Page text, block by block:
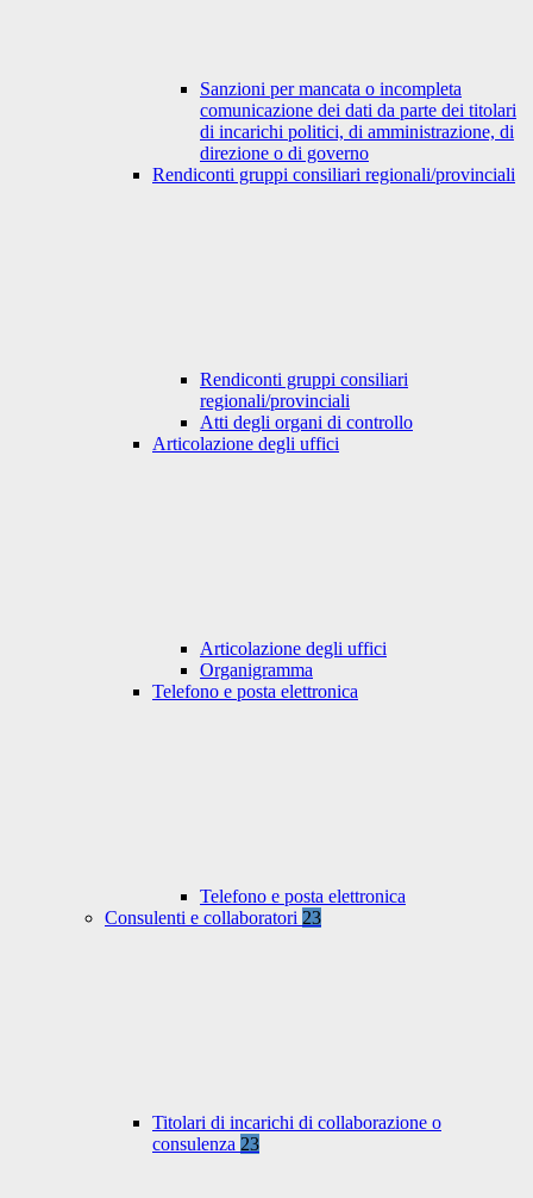
Sanzioni per mancata o incompleta
comunicazione dei dati da parte dei titolari
di incarichi politici, di amministrazione, di
direzione o di governo
Rendiconti gruppi consiliari regionali/provinciali
Rendiconti gruppi consiliari
regionali/provinciali
Atti degli organi di controllo
Articolazione degli uffici
Articolazione degli uffici
Organigramma
Telefono e posta elettronica
Telefono e posta elettronica
Consulenti e collaboratori 23
Titolari di incarichi di collaborazione o
consulenza 23